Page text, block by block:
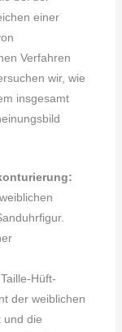
einer
Verfahren
wir, wie
insgesamt
Hüft-
der weiblichen
und die